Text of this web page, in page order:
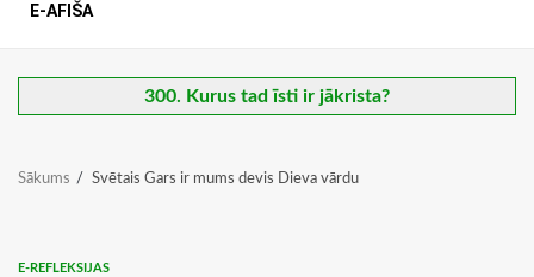
E-AFIŠA
300. Kurus tad īsti ir jākrista?
Sākums Svētais Gars ir mums devis Dieva vārdu
E-REFLEKSIJAS